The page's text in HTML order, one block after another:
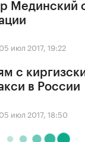
Мединский
05 июл 2017, 19:22
с
в России
05 июл 2017, 18:50